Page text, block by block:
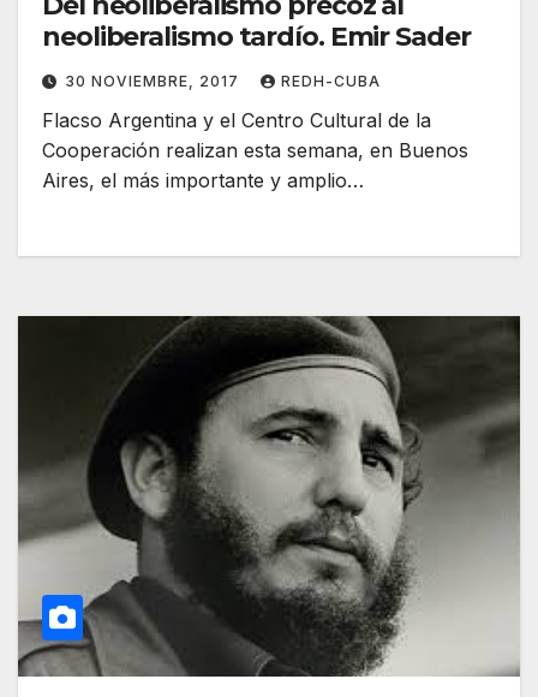
neoliberalismo tardío. Emir Sader
30 NOVIEMBRE, 2017 REDH-CUBA
Flacso Argentina y el Centro Cultural de la
Cooperación realizan esta semana, en Buenos
Aires, el más importante y amplio…